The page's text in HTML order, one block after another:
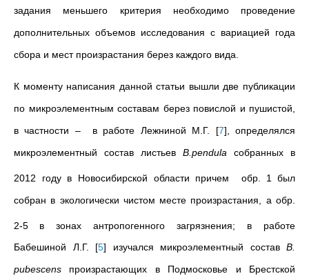
задания меньшего критерия необходимо проведение
дополнительных объемов исследования с вариацией года
сбора и мест произрастания берез каждого вида.
К моменту написания данной статьи вышли две публикации
по микроэлементным составам берез повислой и пушистой,
в частности – в работе Лежниной М.Г. [7] , определялся
микроэлементный состав листьев B.pendula собранных в
2012 году в Новосибирской области причем обр. 1
был
собран в экологически чистом месте произрастания, а обр.
2-5
в зонах антропогенного загрязнения; в работе
Бабешиной Л.Г. [5] изучался микроэлементный состав B.
pubescens произрастающих в Подмосковье и Брестской